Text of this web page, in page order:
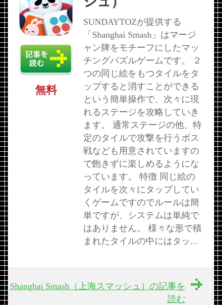
SUNDAYTOZが提供する
「Shanghai Smash」はマージ
ャン牌をモチーフにしたマッ
チングパズルゲームです。 ２
つの同じ絵をもつタイルをタ
ップすると消すことができる
という簡単操作で、次々に現
れるステージを攻略していき
ます。 通常ステージの他、特
定のタイルで攻撃を行うボス
戦なども用意されていますの
で飽きずに楽しめるようにな
っています。 特徴 同じ絵の
タイルを次々にタップしてい
くゲームですのでルールは簡
単ですが、システムは単純で
はありません。 様々な形で積
まれたタイルの中にはタッ...
無料
Shanghai Smash（上海スマッシュ）の記事を
読む